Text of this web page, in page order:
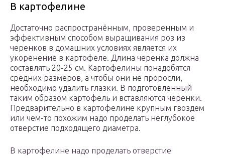
В картофелине
Достаточно распространённым, проверенным и
эффективным способом выращивания роз из
черенков в домашних условиях является их
укоренение в картофеле. Длина черенка должна
составлять 20-25 см. Картофелины понадобятся
средних размеров, а чтобы они не проросли,
необходимо удалить глазки. В подготовленный
таким образом картофель и вставляются черенки.
Предварительно в картофелине крупным гвоздем
или чем-то похожим надо проделать неглубокое
отверстие подходящего диаметра.
В картофелине надо проделать отверстие